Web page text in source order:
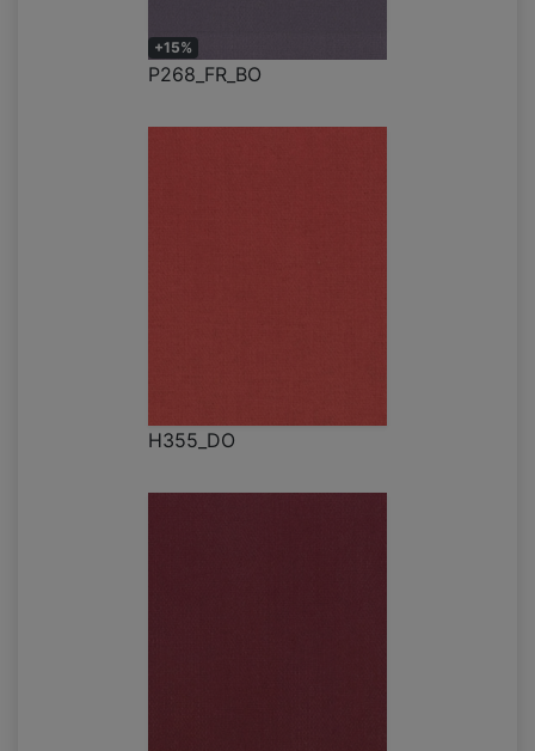
+15%
P268_FR_BO
H355_DO